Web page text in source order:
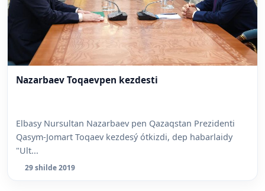
Nazarbaev Toqaevpen kezdesti
Elbasy Nursultan Nazarbaev pen Qazaqstan Prezidenti
Qasym-Jomart Toqaev kezdesý ótkizdi, dep habarlaidy
"Ult...
29 shilde 2019